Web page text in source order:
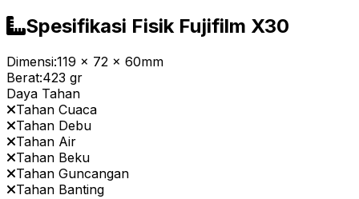
Spesifikasi Fisik Fujifilm X30
Dimensi:119 x 72 x 60mm
Berat:423 gr
Daya Tahan
Tahan Cuaca
Tahan Debu
Tahan Air
Tahan Beku
Tahan Guncangan
Tahan Banting